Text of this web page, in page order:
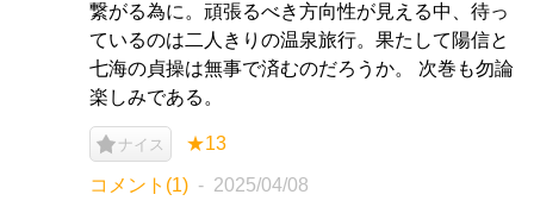
繋がる為に。頑張るべき方向性が見える中、待っ
ているのは二人きりの温泉旅行。果たして陽信と
七海の貞操は無事で済むのだろうか。 次巻も勿論
楽しみである。
ナイス ★13
コメント(1) 2025/04/08